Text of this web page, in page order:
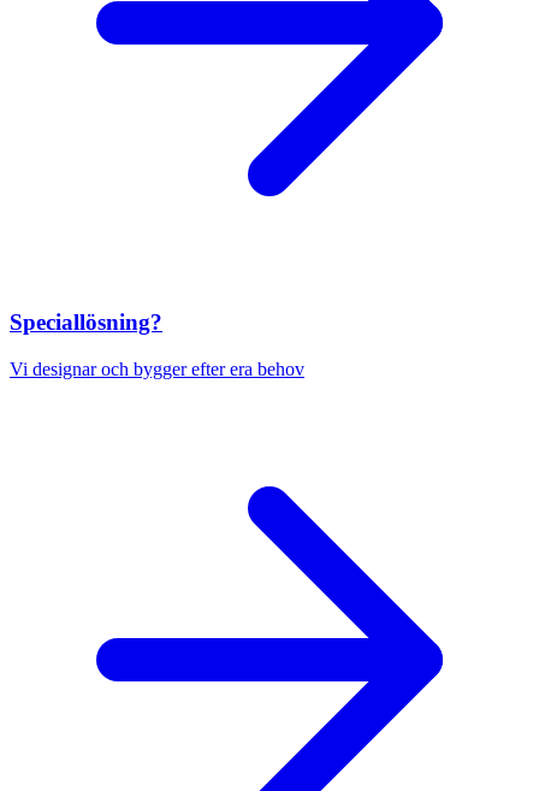
Speciallösning?
Vi designar och bygger efter era behov